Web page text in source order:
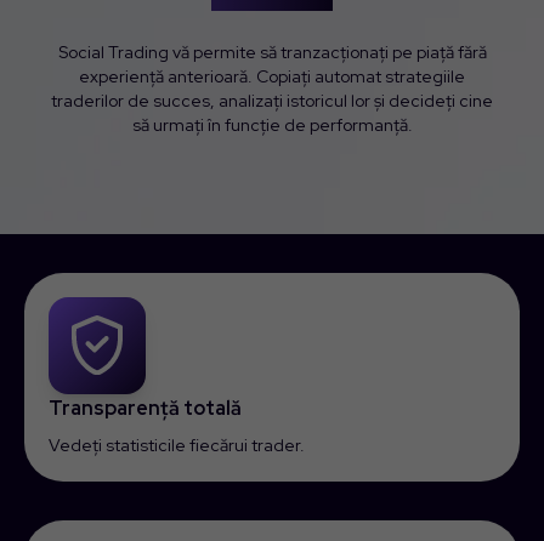
Social Trading vă permite să tranzacționați pe piață fără
experiență anterioară. Copiați automat strategiile
traderilor de succes, analizați istoricul lor și decideți cine
să urmați în funcție de performanță.
Transparență totală
Vedeți statisticile fiecărui trader.